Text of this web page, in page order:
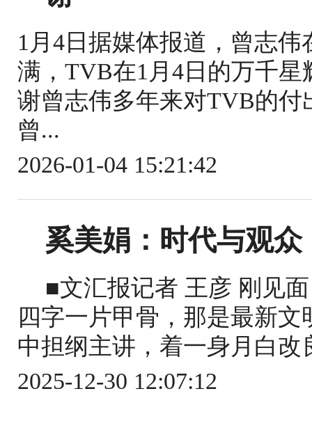
1月4日据媒体报道，曾志
满，TVB在1月4日的万千星
谢曾志伟多年来对TVB的
曾...
2026-01-04 15:21:42
奚美娟：时代与观众
■文汇报记者 王彦 刚见
四字一片甲骨，那是最新
中担纲主讲，着一身月白
2025-12-30 12:07:12